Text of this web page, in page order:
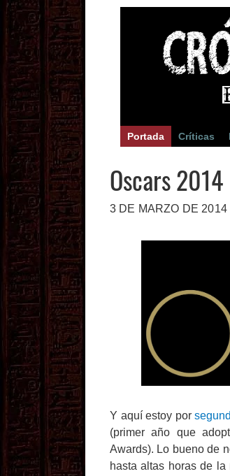
Portada Críticas
Oscars 2014
3 DE MARZO DE 2014
Y aquí estoy por
(primer año que
Awards). Lo bueno de
hasta altas horas de